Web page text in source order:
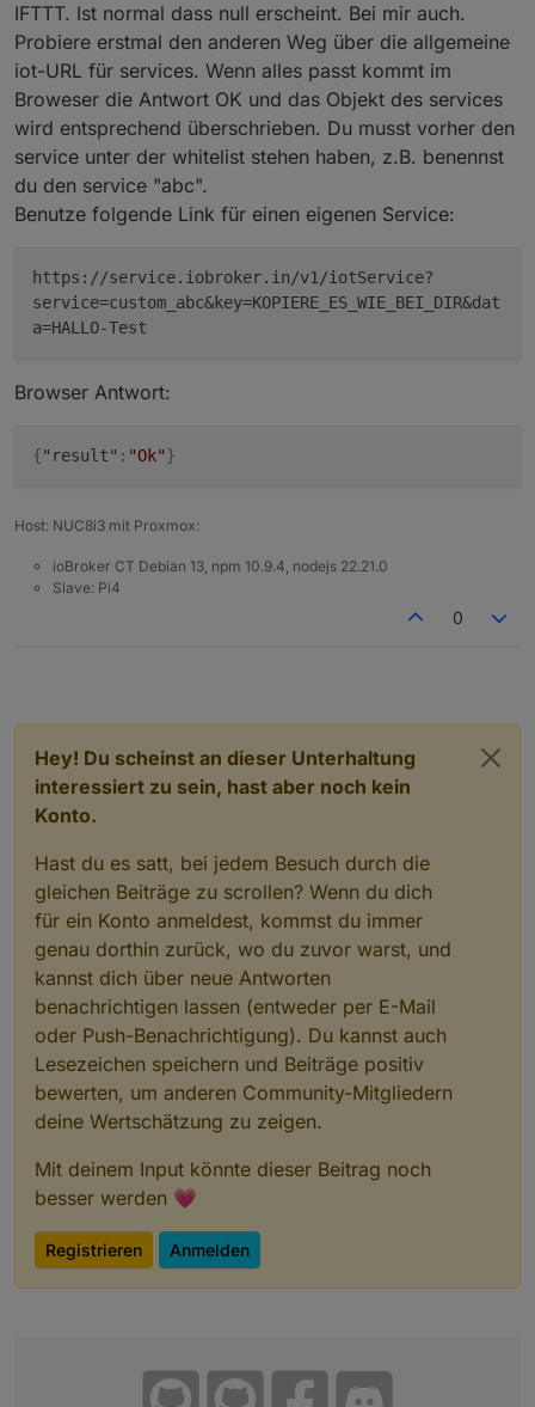
IFTTT. Ist normal dass null erscheint. Bei mir auch.
Probiere erstmal den anderen Weg über die allgemeine
iot-URL für services. Wenn alles passt kommt im
Broweser die Antwort OK und das Objekt des services
wird entsprechend überschrieben. Du musst vorher den
service unter der whitelist stehen haben, z.B. benennst
du den service "abc".
Benutze folgende Link für einen eigenen Service:
https://service.iobroker.in/v1/iotService?
service=custom_abc&key=KOPIERE_ES_WIE_BEI_DIR&dat
a=HALLO-Test
Browser Antwort:
{"result" : "Ok"}
Host: NUC8i3 mit Proxmox:
ioBroker CT Debian 13, npm 10.9.4, nodejs 22.21.0
Slave: Pi4
0
Hey! Du scheinst an dieser Unterhaltung
interessiert zu sein, hast aber noch kein
Konto.
Hast du es satt, bei jedem Besuch durch die
gleichen Beiträge zu scrollen? Wenn du dich
für ein Konto anmeldest, kommst du immer
genau dorthin zurück, wo du zuvor warst, und
kannst dich über neue Antworten
benachrichtigen lassen (entweder per E-Mail
oder Push-Benachrichtigung). Du kannst auch
Lesezeichen speichern und Beiträge positiv
bewerten, um anderen Community-Mitgliedern
deine Wertschätzung zu zeigen.
Mit deinem Input könnte dieser Beitrag noch
besser werden 💗
Registrieren Anmelden